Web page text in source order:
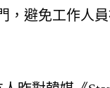
避免工作人